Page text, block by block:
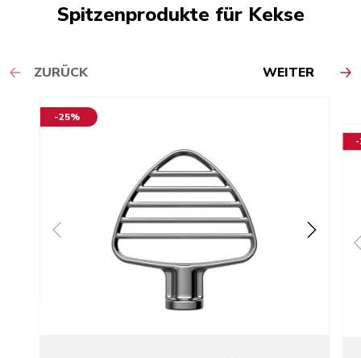
Spitzenprodukte für Kekse
ZURÜCK WEITER
-25%
-